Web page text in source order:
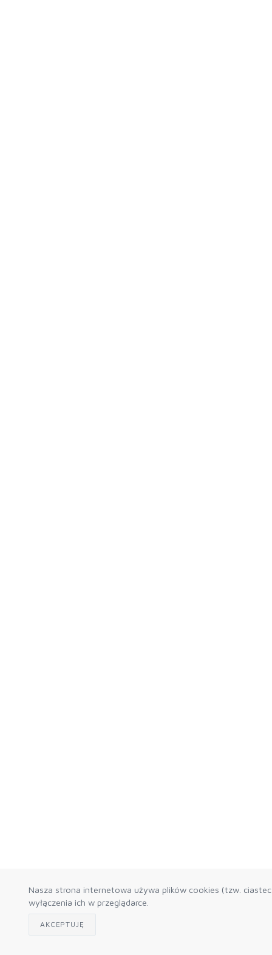
Nasza strona internetowa używa plików cookies (tzw.
wyłączenia ich w przeglądarce.
AKCEPTUJĘ